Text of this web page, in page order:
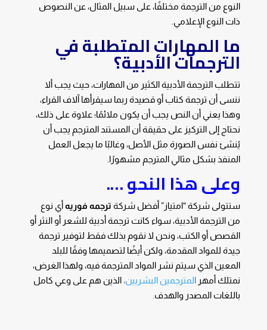
النوع من الترجمة مختلفًا، على سبيل المثال، عن النصوص
ذات النوع الإعلامي.
ما المهارات المتطلبة في
الترجمات الأدبية؟
تتطلب الترجمة الأدبية الكثير من المهارات، حيث يجب ألا
ننسى أن ترجمة كتاب أو قصيدة ربما سيقرأها آلاف القراء،
وهذا يعني أن النص يجب أن يكون ملائمًا؛ علاوة على ذلك،
نحتاج إلى التركيز على حقيقة أن المستند المترجم يجب أن
يُنشئ نفس الصورة مثل الأصل، وغالبًا ما يجعل العمل
المنفذ بشكل مثالي المترجم مشهورًا.
وعلى هذا النحو ….
ستتولى شركة “امتياز” أفضل شركةترجمه فوريهأي نوع
من الترجمة الأدبية، سواء كانت ترجمة أدبية للشعر أو النثر أو
القصص أو الكتب، ونحن لا نقوم بذلك فقط لتوفير ترجمة
جيدة للمواد المقدمة، ولكن أيضًا لتصميمها وفقًا للبلد
المعين الذي سيتم نشر المواد المترجمة فيه، ولهذا الغرض،
نمتلك أمهر المترجمين البشريين، الذين هم على وعي كامل
باللغات المصدر والهدف